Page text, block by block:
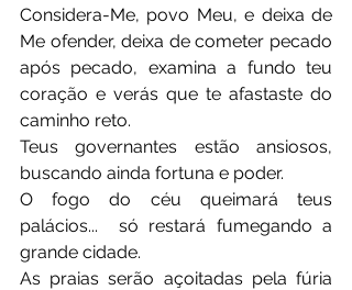
Considera-Me, povo Meu, e deixa de
Me ofender, deixa de cometer pecado
após pecado, examina a fundo teu
coração e verás que te afastaste do
caminho reto.
Teus governantes estão ansiosos,
buscando ainda fortuna e poder.
O fogo do céu queimará teus
palácios...  só restará fumegando a
grande cidade.
As praias serão açoitadas pela fúria